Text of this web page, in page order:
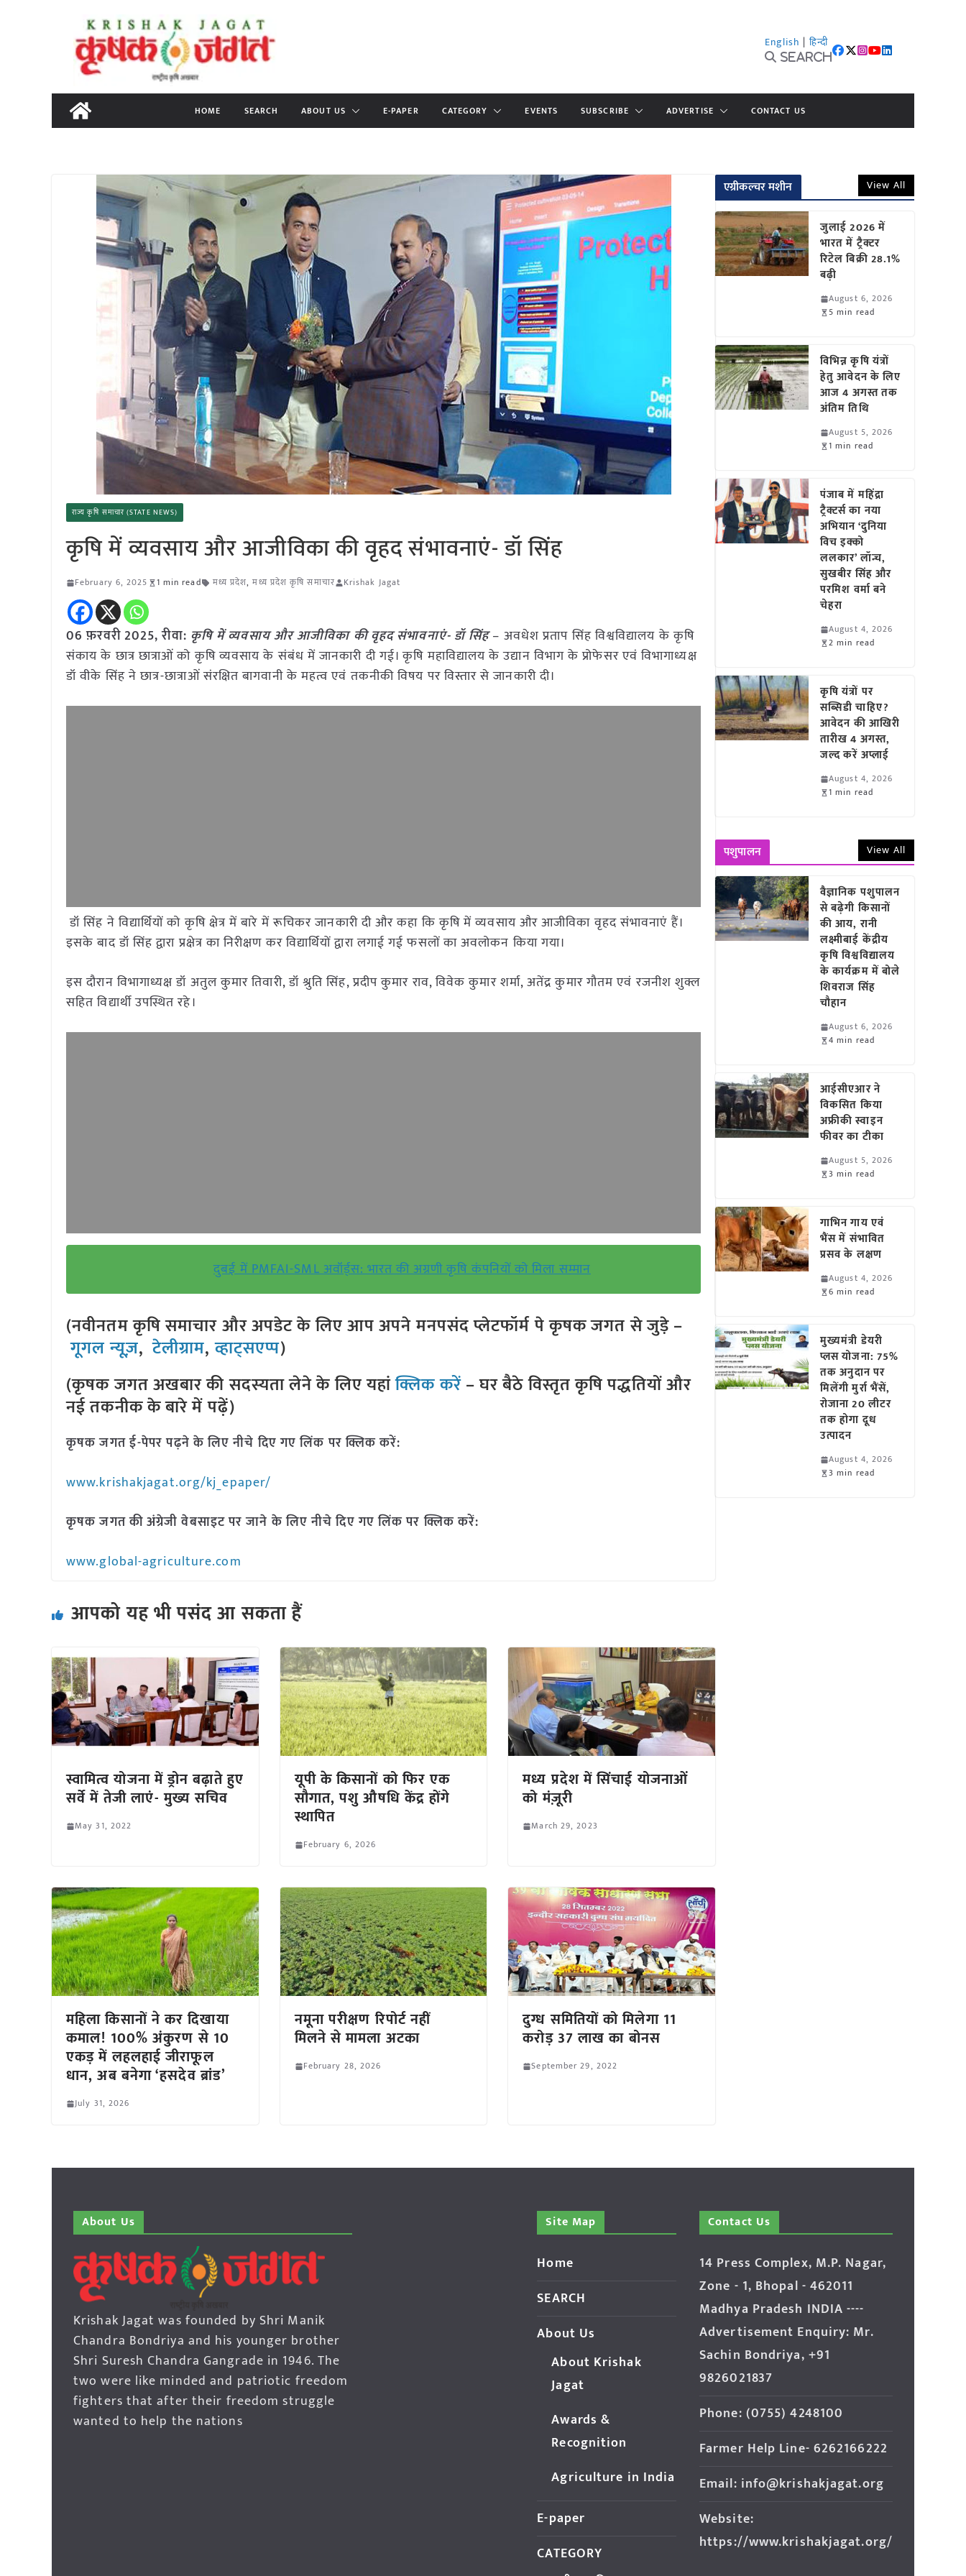
content
English | हिन्दी
Search
HOME SEARCH ABOUT US E-PAPER CATEGORY EVENTS SUBSCRIBE ADVERTISE CONTACT US
राज्य कृषि समाचार (STATE NEWS)
कृषि में व्यवसाय और आजीविका की वृहद संभावनाएं- डॉ सिंह
February 6, 2025 1 min read मध्य प्रदेश,मध्य प्रदेश कृषि समाचार Krishak Jagat
06 फ़रवरी2025,रीवा: कृषि में व्यवसाय और आजीविका की वृहद संभावनाएं- डॉ सिंह– अवधेश प्रताप सिंह विश्वविद्यालय के कृषि
संकाय के छात्र छात्राओं को कृषि व्यवसाय के संबंध में जानकारी दी गई। कृषि महाविद्यालय के उद्यान विभाग के प्रोफेसर एवं विभागाध्यक्ष
डॉ वीके सिंह ने छात्र-छात्राओं संरक्षित बागवानी के महत्व एवं तकनीकी विषय पर विस्तार से जानकारी दी।
डॉ सिंह ने विद्यार्थियों को कृषि क्षेत्र में बारे में रूचिकर जानकारी दी और कहा कि कृषि में व्यवसाय और आजीविका वृहद संभावनाएं हैं।
इसके बाद डॉ सिंह द्वारा प्रक्षेत्र का निरीक्षण कर विद्यार्थियों द्वारा लगाई गई फसलों का अवलोकन किया गया।
इस दौरान विभागाध्यक्ष डॉ अतुल कुमार तिवारी, डॉ श्रुति सिंह, प्रदीप कुमार राव, विवेक कुमार शर्मा, अतेंद्र कुमार गौतम एवं रजनीश शुक्ल
सहित विद्यार्थी उपस्थित रहे।
दुबई में PMFAI-SML अवॉर्ड्स: भारत की अग्रणी कृषि कंपनियों को मिला सम्मान
(नवीनतम कृषि समाचार और अपडेट के लिए आप अपने मनपसंद प्लेटफॉर्म पे कृषक जगत से जुड़े –
गूगल न्यूज़,टेलीग्राम,व्हाट्सएप्प)
(कृषक जगत अखबार की सदस्यता लेने के लिए यहांक्लिक करें– घर बैठे विस्तृत कृषि पद्धतियों और
नई तकनीक के बारे में पढ़ें)
कृषक जगत ई-पेपर पढ़ने के लिए नीचे दिए गए लिंक पर क्लिक करें:
www.krishakjagat.org/kj_epaper/
कृषक जगत की अंग्रेजी वेबसाइट पर जाने के लिए नीचे दिए गए लिंक पर क्लिक करें:
www.global-agriculture.com
आपको यह भी पसंद आ सकता हैं
स्वामित्व योजना में ड्रोन बढ़ाते हुए
सर्वे में तेजी लाएं- मुख्य सचिव
May 31, 2022
यूपी के किसानों को फिर एक
सौगात, पशु औषधि केंद्र होंगे
स्थापित
February 6, 2026
मध्य प्रदेश में सिंचाई योजनाओं
को मंज़ूरी
March 29, 2023
महिला किसानों ने कर दिखाया
कमाल! 100% अंकुरण से 10
एकड़ में लहलहाई जीराफूल
धान, अब बनेगा ‘हसदेव ब्रांड’
July 31, 2026
नमूना परीक्षण रिपोर्ट नहीं
मिलने से मामला अटका
February 28, 2026
दुग्ध समितियों को मिलेगा 11
करोड़ 37 लाख का बोनस
September 29, 2022
एग्रीकल्चर मशीन View All
जुलाई 2026 में
भारत में ट्रैक्टर
रिटेल बिक्री 28.1%
बढ़ी
August 6, 2026
5 min read
विभिन्न कृषि यंत्रों
हेतु आवेदन के लिए
आज 4 अगस्त तक
अंतिम तिथि
August 5, 2026
1 min read
पंजाब में महिंद्रा
ट्रैक्टर्स का नया
अभियान ‘दुनिया
विच इक्को
ललकार’ लॉन्च,
सुखबीर सिंह और
परमिश वर्मा बने
चेहरा
August 4, 2026
2 min read
कृषि यंत्रों पर
सब्सिडी चाहिए?
आवेदन की आखिरी
तारीख 4 अगस्त,
जल्द करें अप्लाई
August 4, 2026
1 min read
पशुपालन View All
वैज्ञानिक पशुपालन
से बढ़ेगी किसानों
की आय, रानी
लक्ष्मीबाई केंद्रीय
कृषि विश्वविद्यालय
के कार्यक्रम में बोले
शिवराज सिंह
चौहान
August 6, 2026
4 min read
आईसीएआर ने
विकसित किया
अफ्रीकी स्वाइन
फीवर का टीका
August 5, 2026
3 min read
गाभिन गाय एवं
भैंस में संभावित
प्रसव के लक्षण
August 4, 2026
6 min read
मुख्यमंत्री डेयरी
प्लस योजना: 75%
तक अनुदान पर
मिलेंगी मुर्रा भैंसें,
रोजाना 20 लीटर
तक होगा दूध
उत्पादन
August 4, 2026
3 min read
About Us
Krishak Jagat was founded by Shri Manik
Chandra Bondriya and his younger brother
Shri Suresh Chandra Gangrade in 1946. The
two were like minded and patriotic freedom
fighters that after their freedom struggle
wanted to help the nations
Site Map
Home
SEARCH
About Us
About Krishak
Jagat
Awards &
Recognition
Agriculture in India
E-paper
CATEGORY
Contact Us
14 Press Complex, M.P. Nagar,
Zone - 1, Bhopal - 462011
Madhya Pradesh INDIA ----
Advertisement Enquiry: Mr.
Sachin Bondriya, +91
9826021837
Phone: (0755) 4248100
Farmer Help Line- 6262166222
Email: info@krishakjagat.org
Website:
https://www.krishakjagat.org/